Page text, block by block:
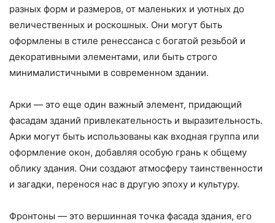
разных форм и размеров, от маленьких и уютных до
величественных и роскошных. Они могут быть
оформлены в стиле ренессанса с богатой резьбой и
декоративными элементами, или быть строго
минималистичными в современном здании.
Арки — это еще один важный элемент, придающий
фасадам зданий привлекательность и выразительность.
Арки могут быть использованы как входная группа или
оформление окон, добавляя особую грань к общему
облику здания. Они создают атмосферу таинственности
и загадки, перенося нас в другую эпоху и культуру.
Фронтоны — это вершинная точка фасада здания, его